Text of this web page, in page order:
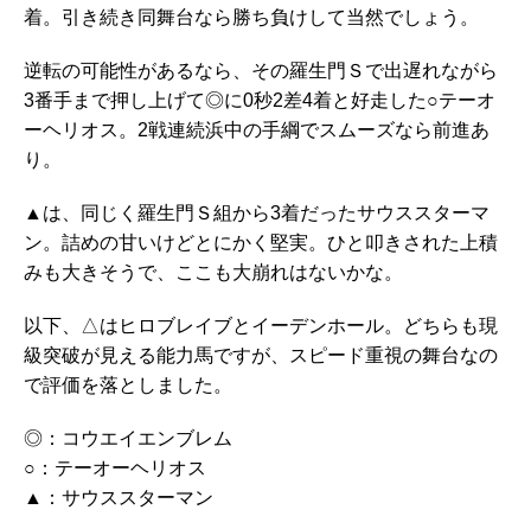
着。引き続き同舞台なら勝ち負けして当然でしょう。
逆転の可能性があるなら、その羅生門Ｓで出遅れながら
3番手まで押し上げて◎に0秒2差4着と好走した○テーオ
ーヘリオス。2戦連続浜中の手綱でスムーズなら前進あ
り。
▲は、同じく羅生門Ｓ組から3着だったサウススターマ
ン。詰めの甘いけどとにかく堅実。ひと叩きされた上積
みも大きそうで、ここも大崩れはないかな。
以下、△はヒロブレイブとイーデンホール。どちらも現
級突破が見える能力馬ですが、スピード重視の舞台なの
で評価を落としました。
◎：コウエイエンブレム
○：テーオーヘリオス
▲：サウススターマン